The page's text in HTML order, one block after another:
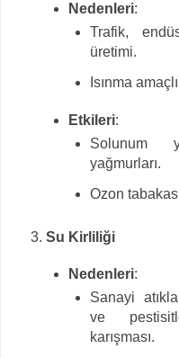
Nedenleri:
Trafik,
üretimi.
Isınma
Etkileri:
Solunum
yağmurları.
Ozon
Su Kirliliği
Nedenleri:
Sanayi
ve
karışması.